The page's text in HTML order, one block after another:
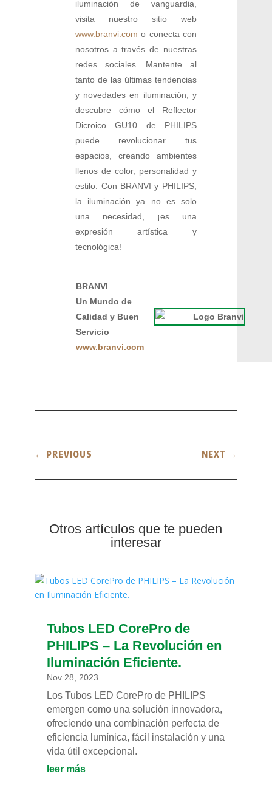
iluminación de vanguardia,
visita nuestro sitio web
www.branvi.com o conecta con
nosotros a través de nuestras
redes sociales. Mantente al
tanto de las últimas tendencias
y novedades en iluminación, y
descubre cómo el Reflector
Dicroico GU10 de PHILIPS
puede revolucionar tus
espacios, creando ambientes
llenos de color, personalidad y
estilo. Con BRANVI y PHILIPS,
la iluminación ya no es solo
una necesidad, ¡es una
expresión artística y
tecnológica!
BRANVI
Un Mundo de
Calidad y Buen
Servicio
www.branvi.com
← PREVIOUS NEXT →
Otros artículos que te pueden
interesar
Tubos LED CorePro de
PHILIPS – La Revolución en
Iluminación Eficiente.
Nov 28, 2023
Los Tubos LED CorePro de PHILIPS
emergen como una solución innovadora,
ofreciendo una combinación perfecta de
eficiencia lumínica, fácil instalación y una
vida útil excepcional.
leer más